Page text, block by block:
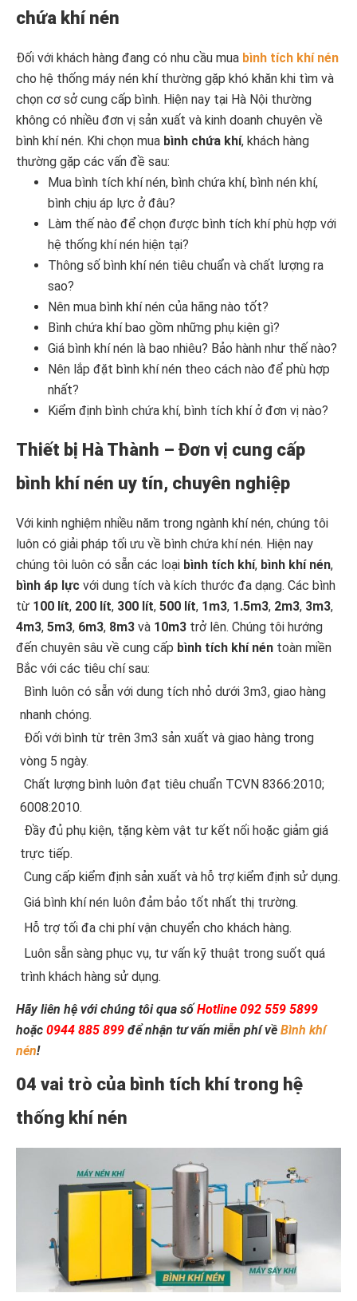
chứa khí nén
Đối với khách hàng đang có nhu cầu mua bình tích khí nén
cho hệ thống máy nén khí thường gặp khó khăn khi tìm và
chọn cơ sở cung cấp bình. Hiện nay tại Hà Nội thường
không có nhiều đơn vị sản xuất và kinh doanh chuyên về
bình khí nén. Khi chọn mua bình chứa khí, khách hàng
thường gặp các vấn đề sau:
Mua bình tích khí nén, bình chứa khí, bình nén khí,
bình chịu áp lực ở đâu?
Làm thế nào để chọn được bình tích khí phù hợp với
hệ thống khí nén hiện tại?
Thông số bình khí nén tiêu chuẩn và chất lượng ra
sao?
Nên mua bình khí nén của hãng nào tốt?
Bình chứa khí bao gồm những phụ kiện gì?
Giá bình khí nén là bao nhiêu? Bảo hành như thế nào?
Nên lắp đặt bình khí nén theo cách nào để phù hợp
nhất?
Kiểm định bình chứa khí, bình tích khí ở đơn vị nào?
Thiết bị Hà Thành – Đơn vị cung cấp
bình khí nén uy tín, chuyên nghiệp
Với kinh nghiệm nhiều năm trong ngành khí nén, chúng tôi
luôn có giải pháp tối ưu về bình chứa khí nén. Hiện nay
chúng tôi luôn có sẵn các loại bình tích khí, bình khí nén,
bình áp lực với dung tích và kích thước đa dạng. Các bình
từ 100 lít, 200 lít, 300 lít, 500 lít, 1m3, 1.5m3, 2m3, 3m3,
4m3, 5m3, 6m3, 8m3 và 10m3 trở lên. Chúng tôi hướng
đến chuyên sâu về cung cấp bình tích khí nén toàn miền
Bắc với các tiêu chí sau:
Bình luôn có sẵn với dung tích nhỏ dưới 3m3, giao hàng
nhanh chóng.
Đối với bình từ trên 3m3 sản xuất và giao hàng trong
vòng 5 ngày.
Chất lượng bình luôn đạt tiêu chuẩn TCVN 8366:2010;
6008:2010.
Đầy đủ phụ kiện, tặng kèm vật tư kết nối hoặc giảm giá
trực tiếp.
Cung cấp kiểm định sản xuất và hỗ trợ kiểm định sử dụng.
Giá bình khí nén luôn đảm bảo tốt nhất thị trường.
Hỗ trợ tối đa chi phí vận chuyển cho khách hàng.
Luôn sẵn sàng phục vụ, tư vấn kỹ thuật trong suốt quá
trình khách hàng sử dụng.
Hãy liên hệ với chúng tôi qua sốHotline 092 559 5899
hoặc 0944 885 899 để nhận tư vấn miễn phí về Bình khí
nén!
04 vai trò của bình tích khí trong hệ
thống khí nén